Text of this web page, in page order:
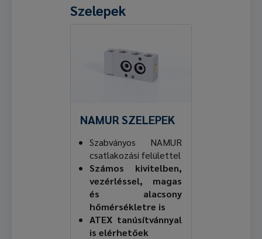
Szelepek
NAMUR SZELEPEK
Szabványos NAMUR
csatlakozási felülettel
Számos kivitelben,
vezérléssel, magas
és alacsony
hőmérsékletre is
ATEX tanúsítvánnyal
is elérhetőek